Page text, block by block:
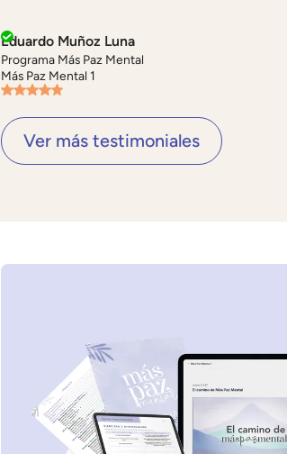
Eduardo Muñoz Luna
Programa Más Paz Mental
Más Paz Mental 1
Ver más testimoniales